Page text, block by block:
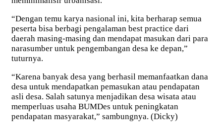
“Dengan temu karya nasional ini, kita berharap semua
peserta bisa berbagi pengalaman best practice dari
daerah masing-masing dan mendapat masukan dari para
narasumber untuk pengembangan desa ke depan,”
tuturnya.
“Karena banyak desa yang berhasil memanfaatkan dana
desa untuk mendapatkan pemasukan atau pendapatan
asli desa. Salah satunya menjadikan desa wisata atau
memperluas usaha BUMDes untuk peningkatan
pendapatan masyarakat,” sambungnya. (Dicky)